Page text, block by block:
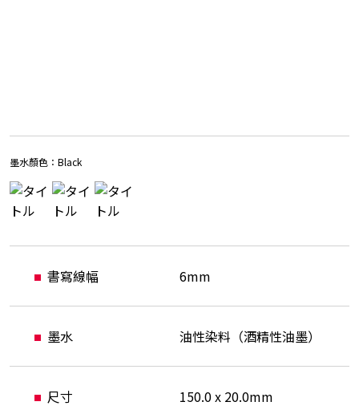
墨水顏色： Black
書寫線幅 6mm
墨水 油性染料（酒精性油墨）
尺寸 150.0 x 20.0mm